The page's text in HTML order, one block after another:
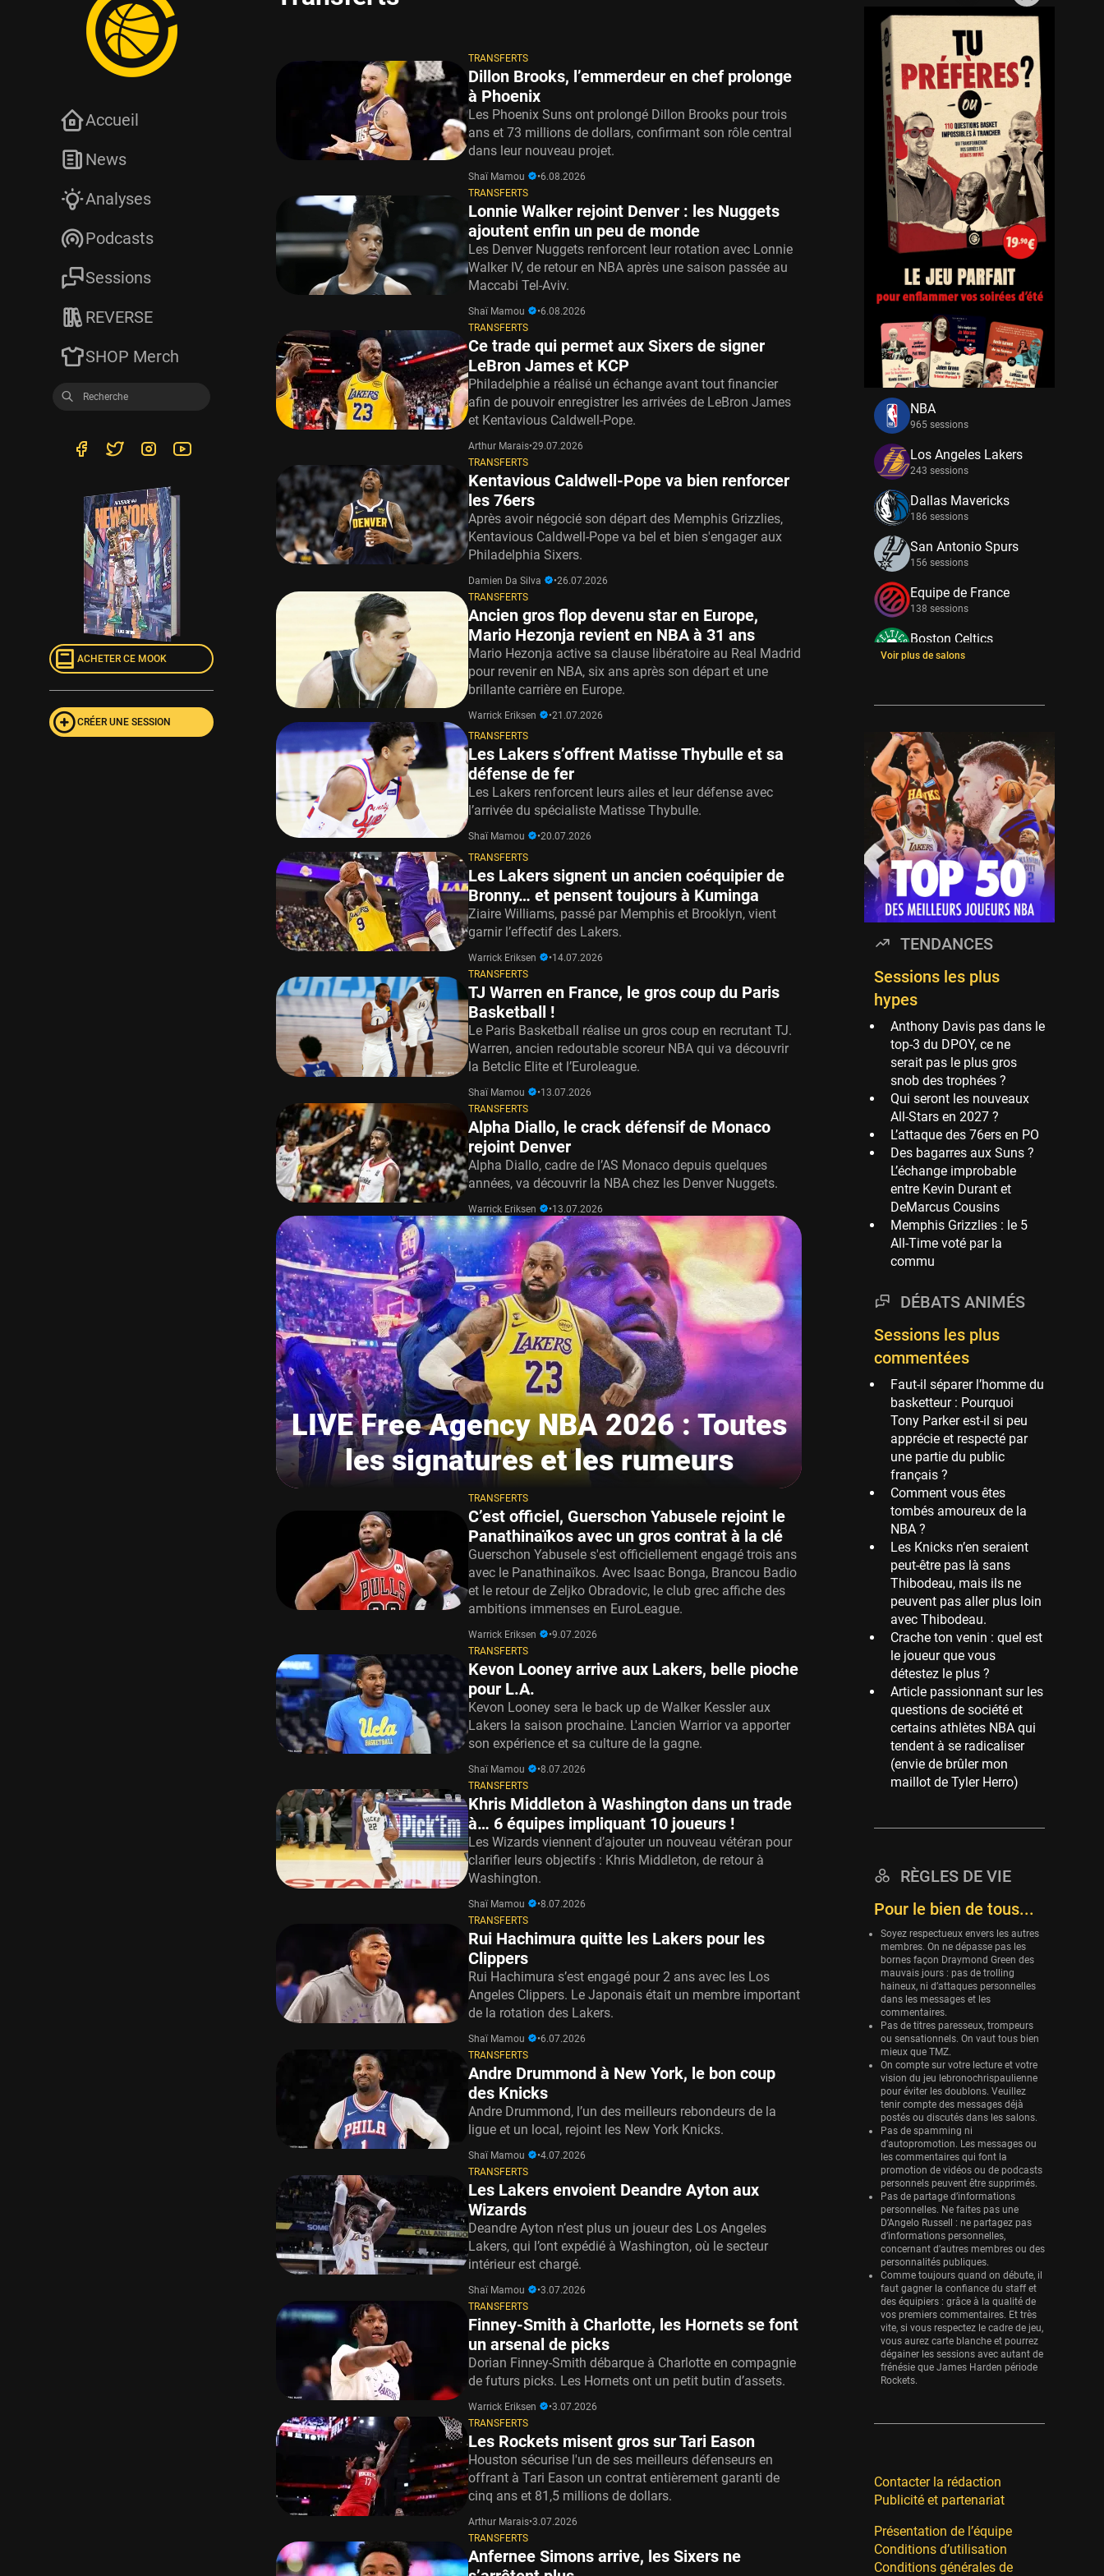
TRANSFERTS
Dillon Brooks, l’emmerdeur en chef prolonge
à Phoenix
Les Phoenix Suns ont prolongé Dillon Brooks pour trois
ans et 73 millions de dollars, confirmant son rôle central
dans leur nouveau projet.
Shaï Mamou •6.08.2026
TRANSFERTS
Lonnie Walker rejoint Denver : les Nuggets
ajoutent enfin un peu de monde
Les Denver Nuggets renforcent leur rotation avec Lonnie
Walker IV, de retour en NBA après une saison passée au
Maccabi Tel-Aviv.
Shaï Mamou •6.08.2026
TRANSFERTS
Ce trade qui permet aux Sixers de signer
LeBron James et KCP
Philadelphie a réalisé un échange avant tout financier
afin de pouvoir enregistrer les arrivées de LeBron James
et Kentavious Caldwell-Pope.
Arthur Marais•29.07.2026
TRANSFERTS
Kentavious Caldwell-Pope va bien renforcer
les 76ers
Après avoir négocié son départ des Memphis Grizzlies,
Kentavious Caldwell-Pope va bel et bien s'engager aux
Philadelphia Sixers.
Damien Da Silva •26.07.2026
TRANSFERTS
Ancien gros flop devenu star en Europe,
Mario Hezonja revient en NBA à 31 ans
Mario Hezonja active sa clause libératoire au Real Madrid
pour revenir en NBA, six ans après son départ et une
brillante carrière en Europe.
Warrick Eriksen •21.07.2026
TRANSFERTS
Les Lakers s’offrent Matisse Thybulle et sa
défense de fer
Les Lakers renforcent leurs ailes et leur défense avec
l’arrivée du spécialiste Matisse Thybulle.
Shaï Mamou •20.07.2026
TRANSFERTS
Les Lakers signent un ancien coéquipier de
Bronny… et pensent toujours à Kuminga
Ziaire Williams, passé par Memphis et Brooklyn, vient
garnir l’effectif des Lakers.
Warrick Eriksen •14.07.2026
TRANSFERTS
TJ Warren en France, le gros coup du Paris
Basketball !
Le Paris Basketball réalise un gros coup en recrutant TJ.
Warren, ancien redoutable scoreur NBA qui va découvrir
la Betclic Elite et l’Euroleague.
Shaï Mamou •13.07.2026
TRANSFERTS
Alpha Diallo, le crack défensif de Monaco
rejoint Denver
Alpha Diallo, cadre de l’AS Monaco depuis quelques
années, va découvrir la NBA chez les Denver Nuggets.
Warrick Eriksen •13.07.2026
LIVE Free Agency NBA 2026 : Toutes
les signatures et les rumeurs
TRANSFERTS
C’est officiel, Guerschon Yabusele rejoint le
Panathinaïkos avec un gros contrat à la clé
Guerschon Yabusele s'est officiellement engagé trois ans
avec le Panathinaïkos. Avec Isaac Bonga, Brancou Badio
et le retour de Zeljko Obradovic, le club grec affiche des
ambitions immenses en EuroLeague.
Warrick Eriksen •9.07.2026
TRANSFERTS
Kevon Looney arrive aux Lakers, belle pioche
pour L.A.
Kevon Looney sera le back up de Walker Kessler aux
Lakers la saison prochaine. L'ancien Warrior va apporter
son expérience et sa culture de la gagne.
Shaï Mamou •8.07.2026
TRANSFERTS
Khris Middleton à Washington dans un trade
à… 6 équipes impliquant 10 joueurs !
Les Wizards viennent d’ajouter un nouveau vétéran pour
clarifier leurs objectifs : Khris Middleton, de retour à
Washington.
Shaï Mamou •8.07.2026
TRANSFERTS
Rui Hachimura quitte les Lakers pour les
Clippers
Rui Hachimura s’est engagé pour 2 ans avec les Los
Angeles Clippers. Le Japonais était un membre important
de la rotation des Lakers.
Shaï Mamou •6.07.2026
TRANSFERTS
Andre Drummond à New York, le bon coup
des Knicks
Andre Drummond, l’un des meilleurs rebondeurs de la
ligue et un local, rejoint les New York Knicks.
Shaï Mamou •4.07.2026
TRANSFERTS
Les Lakers envoient Deandre Ayton aux
Wizards
Deandre Ayton n’est plus un joueur des Los Angeles
Lakers, qui l’ont expédié à Washington, où le secteur
intérieur est chargé.
Shaï Mamou •3.07.2026
TRANSFERTS
Finney-Smith à Charlotte, les Hornets se font
un arsenal de picks
Dorian Finney-Smith débarque à Charlotte en compagnie
de futurs picks. Les Hornets ont un petit butin d’assets.
Warrick Eriksen •3.07.2026
TRANSFERTS
Les Rockets misent gros sur Tari Eason
Houston sécurise l'un de ses meilleurs défenseurs en
offrant à Tari Eason un contrat entièrement garanti de
cinq ans et 81,5 millions de dollars.
Arthur Marais•3.07.2026
TRANSFERTS
Anfernee Simons arrive, les Sixers ne
Accueil
News
Analyses
Podcasts
Sessions
REVERSE
SHOP Merch
ACHETER CE MOOK
CRÉER UNE SESSION
NBA
965 sessions
Los Angeles Lakers
243 sessions
Dallas Mavericks
186 sessions
San Antonio Spurs
156 sessions
Equipe de France
138 sessions
Boston Celtics
133 sessions
Minnesota
Timberwolves
114 sessions
Golden State Warriors
113 sessions
Denver Nuggets
106 sessions
WNBA
97 sessions
Philadelphia Sixers
89 sessions
Milwaukee Bucks
Hoop Culture
73 sessions
Oklahoma City
Thunder
69 sessions
Phoenix Suns
69 sessions
Miami Heat
63 sessions
Los Angeles Clippers
61 sessions
Indiana Pacers
New Orleans Pelicans
53 sessions
Jeux Olympiques
Atlanta Hawks
45 sessions
Chicago Bulls
41 sessions
Memphis Grizzlies
39 sessions
Cleveland Cavaliers
38 sessions
Orlando Magic
36 sessions
Euroleague
Charlotte Hornets
32 sessions
Houston Rockets
31 sessions
Washington Wizards
29 sessions
27 sessions
25 sessions
Detroit Pistons
Brooklyn Nets
24 sessions
Sacramento Kings
24 sessions
Utah Jazz
22 sessions
Toronto Raptors
18 sessions
REVERSE
11 sessions
Bleues
0 sessions
Voir plus de salons
TENDANCES
Sessions les plus
hypes
Anthony Davis pas dans le
top-3 du DPOY, ce ne
serait pas le plus gros
snob des trophées ?
Qui seront les nouveaux
All-Stars en 2027 ?
L’attaque des 76ers en PO
Des bagarres aux Suns ?
L’échange improbable
entre Kevin Durant et
DeMarcus Cousins
Memphis Grizzlies : le 5
All-Time voté par la
commu
DÉBATS ANIMÉS
Sessions les plus
commentées
Faut-il séparer l’homme du
basketteur : Pourquoi
Tony Parker est-il si peu
apprécie et respecté par
une partie du public
français ?
Comment vous êtes
tombés amoureux de la
NBA ?
Les Knicks n’en seraient
peut-être pas là sans
Thibodeau, mais ils ne
peuvent pas aller plus loin
avec Thibodeau.
Crache ton venin : quel est
le joueur que vous
détestez le plus ?
Article passionnant sur les
questions de société et
certains athlètes NBA qui
tendent à se radicaliser
(envie de brûler mon
maillot de Tyler Herro)
RÈGLES DE VIE
Pour le bien de tous...
Soyez respectueux envers les autres
membres. On ne dépasse pas les
bornes façon Draymond Green des
mauvais jours : pas de trolling
haineux, ni d’attaques personnelles
dans les messages et les
commentaires.
Pas de titres paresseux, trompeurs
ou sensationnels. On vaut tous bien
mieux que TMZ.
On compte sur votre lecture et votre
vision du jeu lebronochrispaulienne
pour éviter les doublons. Veuillez
tenir compte des messages déjà
postés ou discutés dans les salons.
Pas de spamming ni
d’autopromotion. Les messages ou
les commentaires qui font la
promotion de vidéos ou de podcasts
personnels peuvent être supprimés.
Pas de partage d’informations
personnelles. Ne faites pas une
D’Angelo Russell : ne partagez pas
d’informations personnelles,
concernant d’autres membres ou des
personnalités publiques.
Comme toujours quand on débute, il
faut gagner la confiance du staff et
des équipiers : grâce à la qualité de
vos premiers commentaires. Et très
vite, si vous respectez le cadre de jeu,
vous aurez carte blanche et pourrez
dégainer les sessions avec autant de
frénésie que James Harden période
Rockets.
Contacter la rédaction
Publicité et partenariat
Présentation de l’équipe
Conditions d’utilisation
Conditions générales de